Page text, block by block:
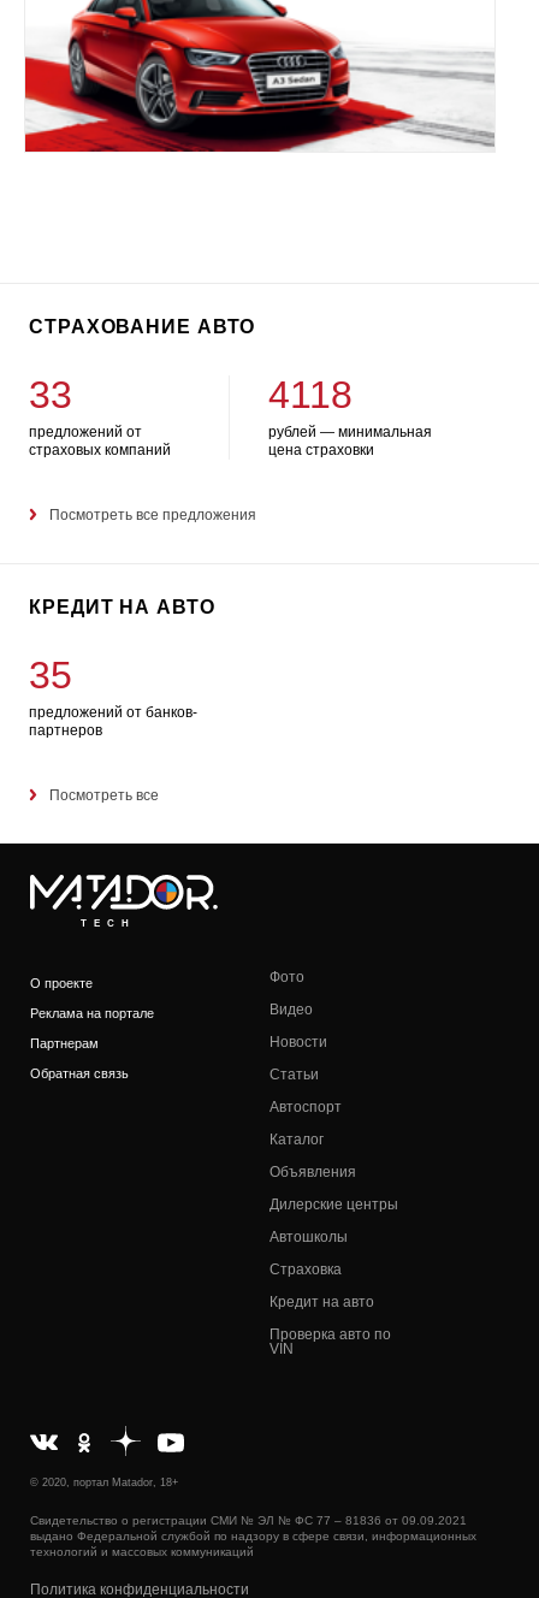
СТРАХОВАНИЕ АВТО
33
предложений от
страховых компаний
4118
рублей — минимальная
цена страховки
Посмотреть все предложения
КРЕДИТ НА АВТО
35
предложений от банков-
партнеров
Посмотреть все
TECH
О проекте
Реклама на портале
Партнерам
Обратная связь
Фото
Видео
Новости
Статьи
Автоспорт
Каталог
Объявления
Дилерские центры
Автошколы
Страховка
Кредит на авто
Проверка авто по
VIN
© 2020, портал Matador, 18+
Свидетельство о регистрации СМИ № ЭЛ № ФС 77 – 81836 от 09.09.2021
выдано Федеральной службой по надзору в сфере связи, информационных
технологий и массовых коммуникаций
Политика конфиденциальности